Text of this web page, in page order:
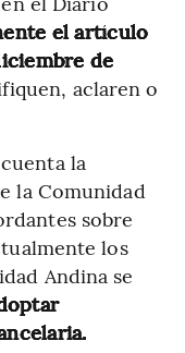
el artículo
de
aclaren o
la
la Comunidad
sobre
los
Andina se